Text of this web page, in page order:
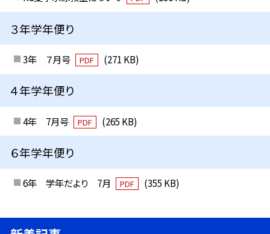
３年学年便り
3年 ７月号 PDF (271 KB)
４年学年便り
4年 7月号 PDF (265 KB)
６年学年便り
6年 学年だより 7月 PDF (355 KB)